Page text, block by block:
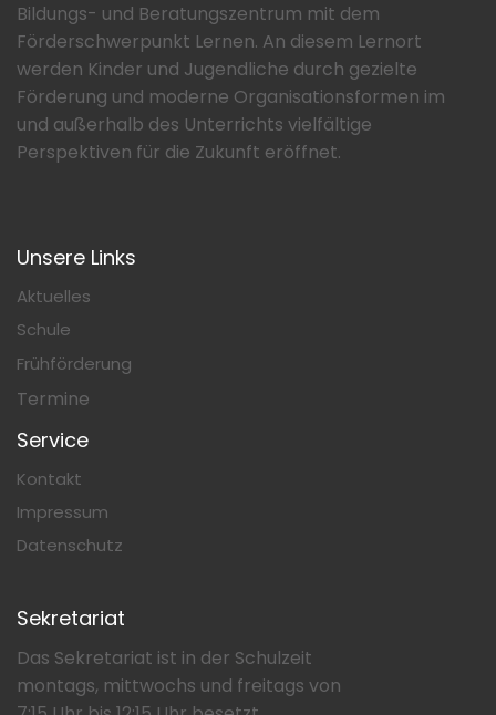
Bildungs- und Beratungszentrum mit dem
Förderschwerpunkt Lernen. An diesem Lernort
werden Kinder und Jugendliche durch gezielte
Förderung und moderne Organisationsformen im
und außerhalb des Unterrichts vielfältige
Perspektiven für die Zukunft eröffnet.
Unsere Links
Aktuelles
Schule
Frühförderung
Termine
Service
Kontakt
Impressum
Datenschutz
Sekretariat
Das Sekretariat ist in der Schulzeit
montags, mittwochs und freitags von